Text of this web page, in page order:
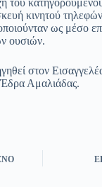
του
κινητού
ως μέσο
ουσιών.
στον
Αμαλιάδας.